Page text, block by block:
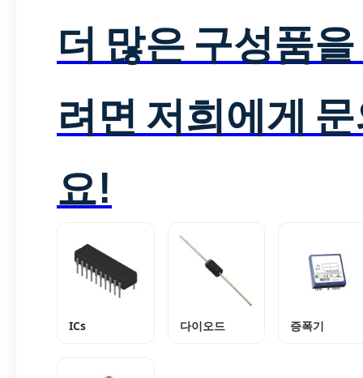
더 많은 구성품
려면 저희에게
요!
ICs 다이오드 증폭기